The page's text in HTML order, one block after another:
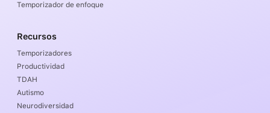
Temporizador de enfoque
Recursos
Temporizadores
Productividad
TDAH
Autismo
Neurodiversidad